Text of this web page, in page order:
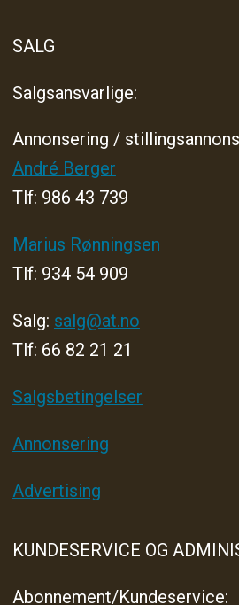
SALG
Salgsansvarlige:
Annonsering /
André Berger
Tlf: 986 43 739
Marius Rønningsen
Tlf: 934 54 909
Salg: salg@at.no
Tlf: 66 82 21 21
Salgsbetingelser
Annonsering
Advertising
KUNDESERVICE OG
Abonnement/Kundeservice: